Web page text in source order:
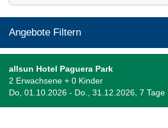
Angebote Filtern
allsun Hotel Paguera Park
2 Erwachsene + 0 Kinder
Do, 01.10.2026 - Do., 31.12.2026, 7 Tage